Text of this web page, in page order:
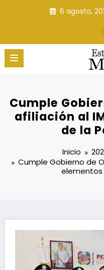
6 agosto,
Cumple
afiliación al
de la
Inicio
Cumple Gobierno de
elementos